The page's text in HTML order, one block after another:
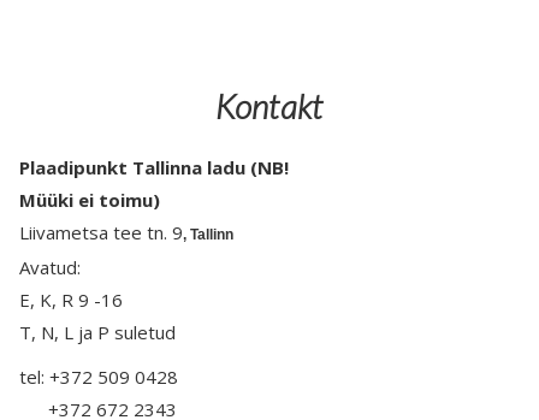
Kontakt
Plaadipunkt Tallinna ladu (NB!
Müüki ei toimu)
Liivametsa tee tn. 9, Tallinn
Avatud:
E, K, R 9 -16
T, N, L ja P suletud
tel: +372 509 0428
+372 672 2343